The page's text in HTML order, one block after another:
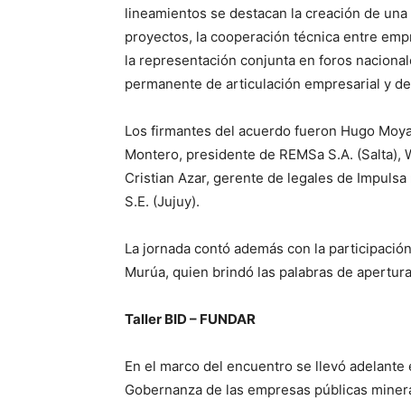
lineamientos se destacan la creación de
proyectos, la cooperación técnica entre
la representación conjunta en foros
permanente de articulación empresarial y
Los firmantes del acuerdo fueron Hugo
Montero, presidente de REMSa S.A. (Salta),
Cristian Azar, gerente de legales de
S.E. (Jujuy).
La jornada contó además con la
Murúa, quien brindó las palabras de
Taller BID – FUNDAR
En el marco del encuentro se llevó
Gobernanza de las empresas públicas